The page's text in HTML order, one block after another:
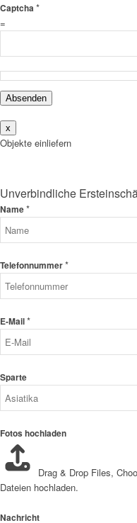
Captcha *
=
Absenden
x
Objekte einliefern
Unverbindliche
Name*
Telefonnummer*
E-Mail*
Sparte
Fotos hochladen
Drag & Drop Files,
Dateien hochladen.
Nachricht